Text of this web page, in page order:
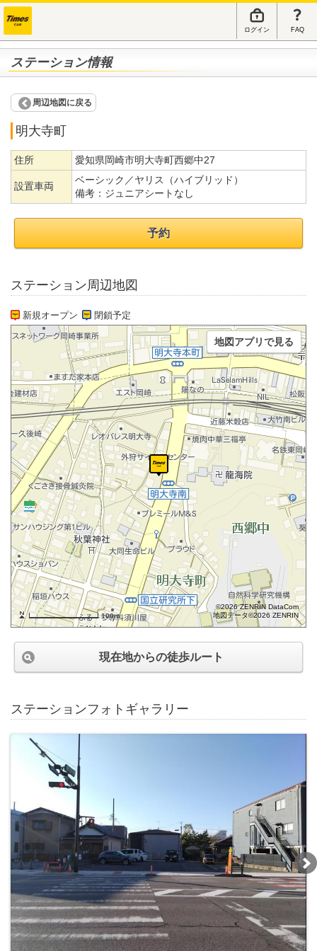
ログイン FAQ
ステーション情報
周辺地図に戻る
明大寺町
住所 愛知県岡崎市明大寺町西郷中27
設置車両
ベーシック／ヤリス（ハイブリッド）
備考： ジュニアシートなし
予約
ステーション周辺地図
新規オープン 閉鎖予定
100m
©2026 ZENRIN DataCom
地図データ©2026 ZENRIN
地図アプリで見る
現在地からの徒歩ルート
ステーションフォトギャラリー